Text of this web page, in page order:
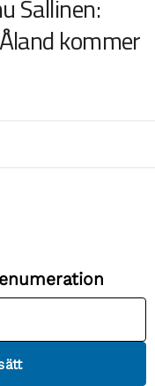
Sallinen:
kommer